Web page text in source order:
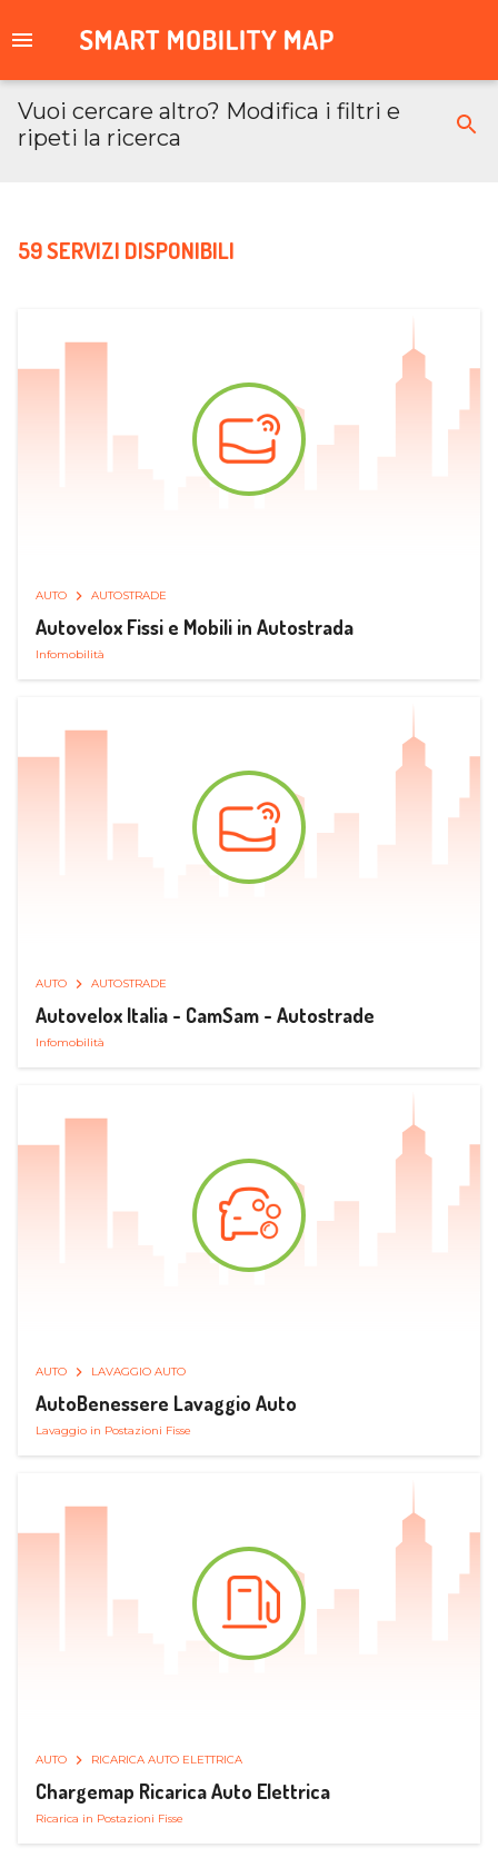
Vuoi cercare altro? Modifica i filtri e
ripeti la ricerca
59 SERVIZI DISPONIBILI
AUTO AUTOSTRADE
Autovelox Fissi e Mobili in Autostrada
Infomobilità
AUTO AUTOSTRADE
Autovelox Italia - CamSam - Autostrade
Infomobilità
AUTO LAVAGGIO AUTO
AutoBenessere Lavaggio Auto
Lavaggio in Postazioni Fisse
AUTO RICARICA AUTO ELETTRICA
Chargemap Ricarica Auto Elettrica
Ricarica in Postazioni Fisse